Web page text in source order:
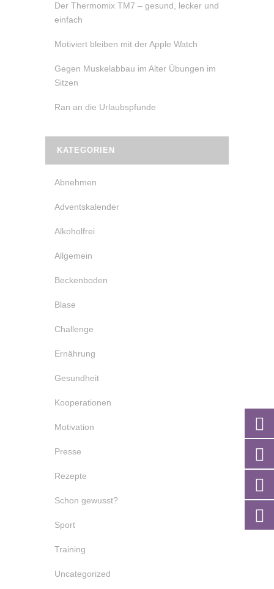
Der Thermomix TM7 – gesund, lecker und
einfach
Motiviert bleiben mit der Apple Watch
Gegen Muskelabbau im Alter Übungen im
Sitzen
Ran an die Urlaubspfunde
KATEGORIEN
Abnehmen
Adventskalender
Alkoholfrei
Allgemein
Beckenboden
Blase
Challenge
Ernährung
Gesundheit
Kooperationen
Motivation
Presse
Rezepte
Schon gewusst?
Sport
Training
Uncategorized